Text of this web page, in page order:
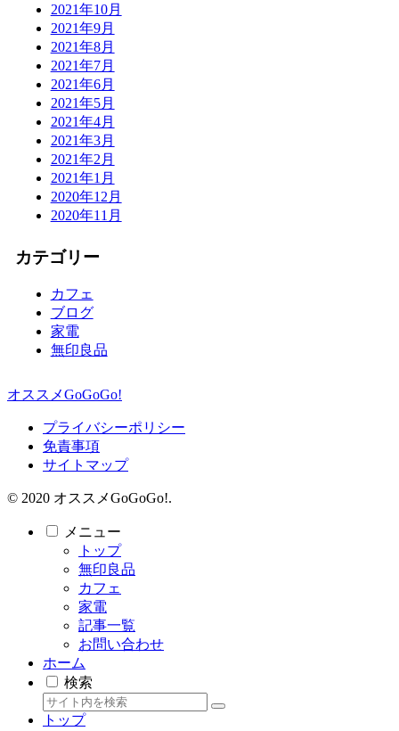
2021年10月
2021年9月
2021年8月
2021年7月
2021年6月
2021年5月
2021年4月
2021年3月
2021年2月
2021年1月
2020年12月
2020年11月
カテゴリー
カフェ
ブログ
家電
無印良品
オススメGoGoGo!
プライバシーポリシー
免責事項
サイトマップ
© 2020 オススメGoGoGo!.
メニュー
トップ
無印良品
カフェ
家電
記事一覧
お問い合わせ
ホーム
検索
トップ